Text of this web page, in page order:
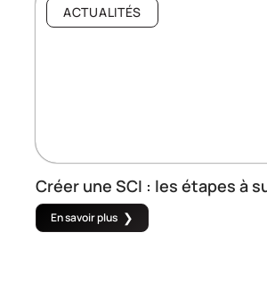
ACTUALITÉS
Créer une SCI : les étapes à
En savoir plus